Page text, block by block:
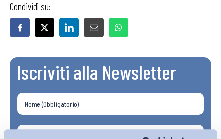
Condividi su:
Iscriviti alla Newsletter